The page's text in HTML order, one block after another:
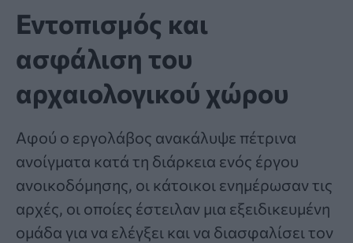
Εντοπισμός και
ασφάλιση του
αρχαιολογικού χώρου
Αφού ο εργολάβος ανακάλυψε πέτρινα
ανοίγματα κατά τη διάρκεια ενός έργου
ανοικοδόμησης, οι κάτοικοι ενημέρωσαν τις
αρχές, οι οποίες έστειλαν μια εξειδικευμένη
ομάδα για να ελέγξει και να διασφαλίσει τον